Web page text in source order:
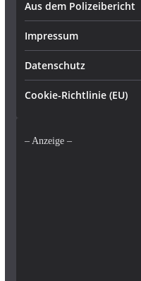
Aus dem Polizeibericht
Impressum
Datenschutz
Cookie-Richtlinie (EU)
– Anzeige –